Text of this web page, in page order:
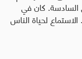
السادسة. كان في
الاستماع لحياة الناس